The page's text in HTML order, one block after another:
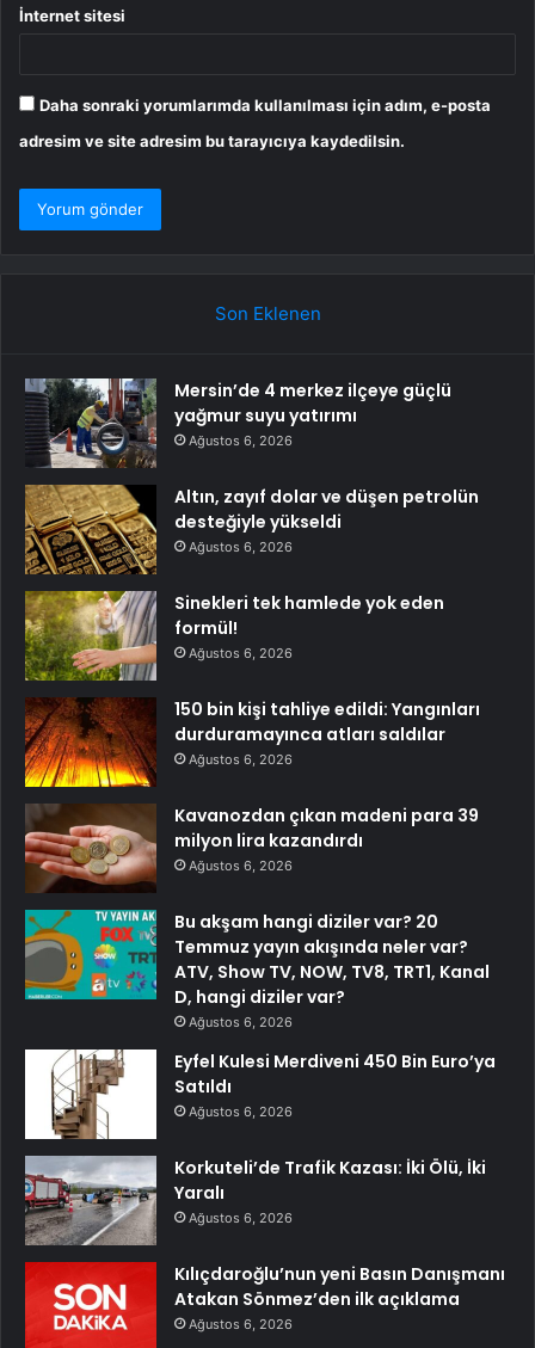
İnternet sitesi
Daha sonraki yorumlarımda kullanılması için adım, e-posta
adresim ve site adresim bu tarayıcıya kaydedilsin.
Son Eklenen
Mersin’de 4 merkez ilçeye güçlü
yağmur suyu yatırımı
Ağustos 6, 2026
Altın, zayıf dolar ve düşen petrolün
desteğiyle yükseldi
Ağustos 6, 2026
Sinekleri tek hamlede yok eden
formül!
Ağustos 6, 2026
150 bin kişi tahliye edildi: Yangınları
durduramayınca atları saldılar
Ağustos 6, 2026
Kavanozdan çıkan madeni para 39
milyon lira kazandırdı
Ağustos 6, 2026
Bu akşam hangi diziler var? 20
Temmuz yayın akışında neler var?
ATV, Show TV, NOW, TV8, TRT1, Kanal
D, hangi diziler var?
Ağustos 6, 2026
Eyfel Kulesi Merdiveni 450 Bin Euro’ya
Satıldı
Ağustos 6, 2026
Korkuteli’de Trafik Kazası: İki Ölü, İki
Yaralı
Ağustos 6, 2026
Kılıçdaroğlu’nun yeni Basın Danışmanı
Atakan Sönmez’den ilk açıklama
Ağustos 6, 2026